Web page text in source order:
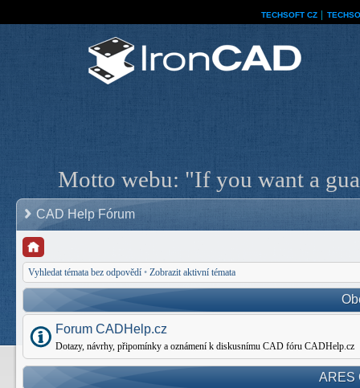
TECHSOFT CZ
Motto webu: "If you want a
CAD Help Fórum
Vyhledat témata bez odpovědí • Zobrazit aktivní témata
Forum CADHelp.cz
Dotazy, návrhy, připomínky a oznámení k diskusnímu CAD fóru CADHelp.cz
ARES